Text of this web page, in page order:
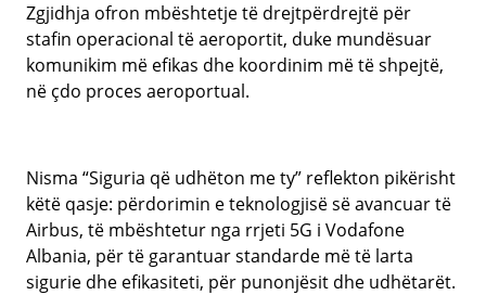
Zgjidhja ofron mbështetje të drejtpërdrejtë për
stafin operacional të aeroportit, duke mundësuar
komunikim më efikas dhe koordinim më të shpejtë,
në çdo proces aeroportual.
Nisma “Siguria që udhëton me ty” reflekton pikërisht
këtë qasje: përdorimin e teknologjisë së avancuar të
Airbus, të mbështetur nga rrjeti 5G i Vodafone
Albania, për të garantuar standarde më të larta
sigurie dhe efikasiteti, për punonjësit dhe udhëtarët.